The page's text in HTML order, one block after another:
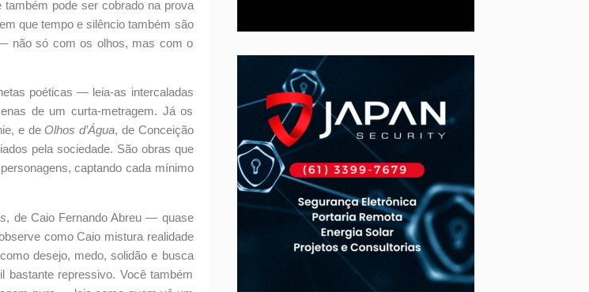
pode ser cobrado na prova
que tempo e silêncio também são
não só com os olhos, mas com o
poéticas — leia-as intercaladas
de um curta-metragem. Já os
e de Olhos d’Água, de Conceição
pela sociedade. São obras que
captando cada mínimo
, de Caio Fernando Abreu — quase
como Caio mistura realidade
desejo, medo, solidão e busca
bastante repressivo. Você também